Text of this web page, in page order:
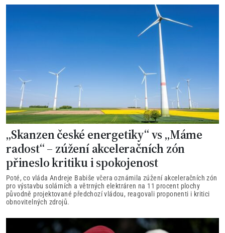
„Skanzen české energetiky“ vs „Máme
radost“ – zúžení akceleračních zón
přineslo kritiku i spokojenost
Poté, co vláda Andreje Babiše včera oznámila zúžení akceleračních zón
pro výstavbu solárních a větrných elektráren na 11 procent plochy
původně projektované předchozí vládou, reagovali proponenti i kritici
obnovitelných zdrojů.